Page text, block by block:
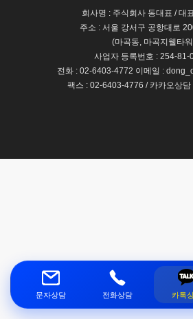
회사명 : 주식회사 동대표 / 대
주소 : 서울 강서구 공항대로
(마곡동, 마곡지웰타
사업자 등록번호 : 254-81-
전화 : 02-6403-4772 이메일 :
팩스 : 02-6403-4776 / 카카오상
문자상담 전화상담 카톡